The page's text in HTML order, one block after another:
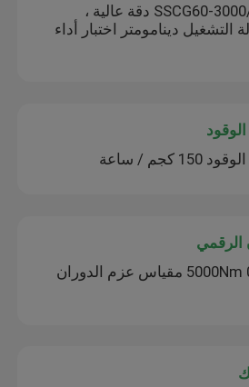
SSCG60-3000/10000 10000 RPM دقة عالية ،
التشغيل دينامومتر اختبار أداء
كجم / ساعة
الرقمي
مزدوج شفة 5000Nm 0.5٪ FS مقياس عزم الدوران